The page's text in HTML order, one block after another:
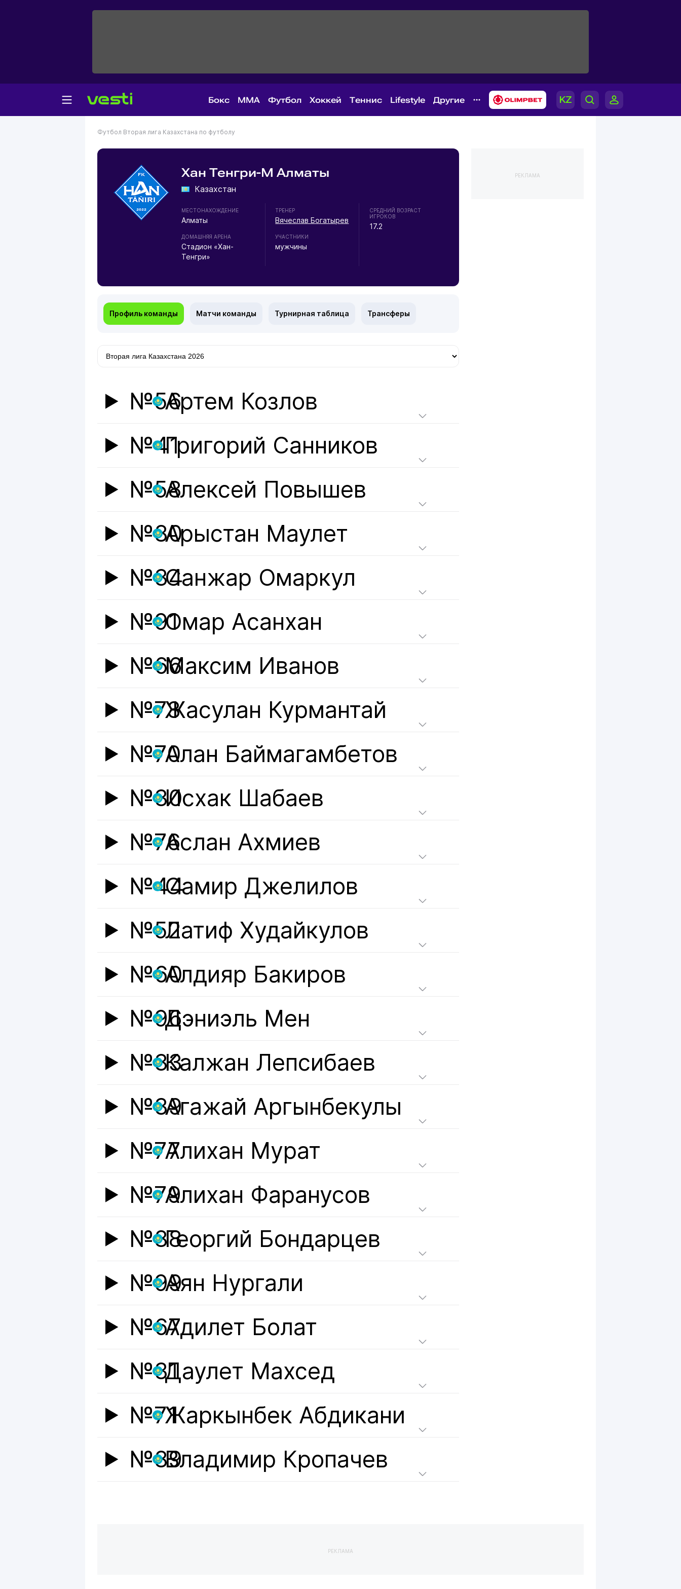
Бокс MMA Футбол Хоккей Теннис Lifestyle Другие
Футбол Вторая лига Казахстана по футболу
Хан Тенгри-М Алматы
Казахстан
МЕСТОНАХОЖДЕНИЕ
Алматы
ДОМАШНЯЯ АРЕНА
Стадион «Хан-
Тенгри»
ТРЕНЕР
Вячеслав Богатырев
УЧАСТНИКИ
мужчины
СРЕДНИЙ ВОЗРАСТ
ИГРОКОВ
17.2
Профиль команды Матчи команды Турнирная таблица Трансферы
№56Артем Козлов
№41Григорий Санников
№58Алексей Повышев
№80Арыстан Маулет
№34Санжар Омаркул
№91Омар Асанхан
№66Максим Иванов
№73Жасулан Курмантай
№70Алан Баймагамбетов
№30Исхак Шабаев
№76Аслан Ахмиев
№44Самир Джелилов
№52Латиф Худайкулов
№60Алдияр Бакиров
№96Дэниэль Мен
№33Калжан Лепсибаев
№39Агажай Аргынбекулы
№77Алихан Мурат
№79Алихан Фаранусов
№88Георгий Бондарцев
№99Аян Нургали
№67Адилет Болат
№31Даулет Махсед
№71Жаркынбек Абдикани
№89Владимир Кропачев
РЕКЛАМА
РЕКЛАМА